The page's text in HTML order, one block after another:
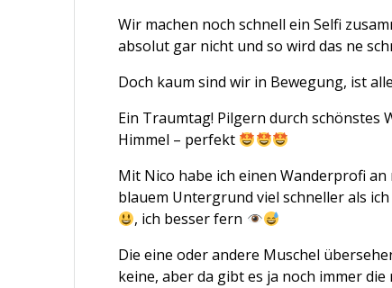
Wir machen noch schnell ein Selfi
absolut gar nicht und so wird das ne
Doch kaum sind wir in Bewegung, ist
Ein Traumtag! Pilgern durch schönstes
Himmel – perfekt
Mit Nico habe ich einen Wanderprofi
blauem Untergrund viel schneller als ich
, ich besser fern
Die eine oder andere Muschel
keine, aber da gibt es ja noch immer